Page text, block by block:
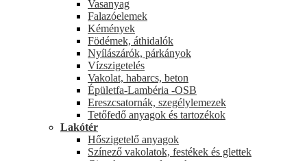
Vasanyag
Falazóelemek
Kémények
Födémek, áthidalók
Nyílászárók, párkányok
Vízszigetelés
Vakolat, habarcs, beton
Épületfa-Lambéria -OSB
Ereszcsatornák, szegélylemezek
Tetőfedő anyagok és tartozékok
Lakótér
Hőszigetelő anyagok
Színező vakolatok, festékek és glettek